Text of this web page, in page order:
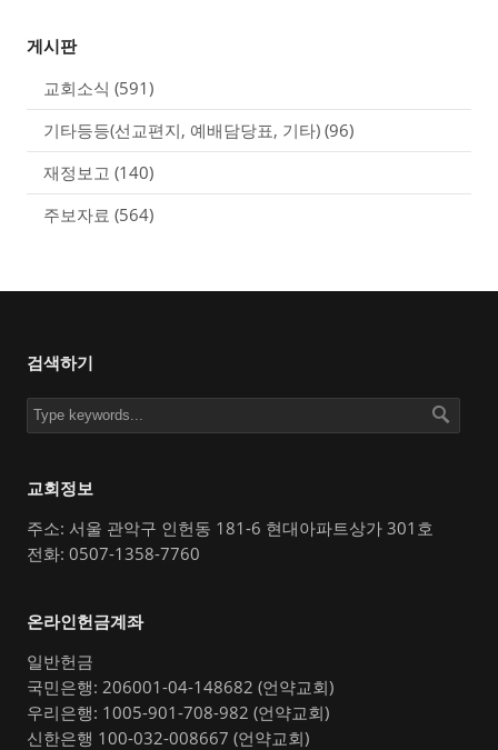
게시판
교회소식 (591)
기타등등(선교편지, 예배담당표, 기타) (96)
재정보고 (140)
주보자료 (564)
검색하기
교회정보
주소: 서울 관악구 인헌동 181-6 현대아파트상가 301호
전화: 0507-1358-7760
온라인헌금계좌
일반헌금
국민은행: 206001-04-148682 (언약교회)
우리은행: 1005-901-708-982 (언약교회)
신한은행 100-032-008667 (언약교회)